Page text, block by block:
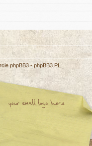
phpBB3 - phpBB3.PL